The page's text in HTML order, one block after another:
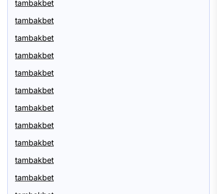
tambakbet
tambakbet
tambakbet
tambakbet
tambakbet
tambakbet
tambakbet
tambakbet
tambakbet
tambakbet
tambakbet